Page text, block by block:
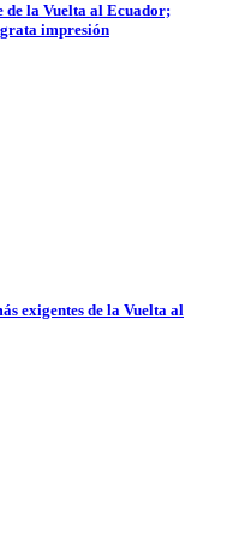
de la Vuelta al Ecuador;
impresión
exigentes de la Vuelta al